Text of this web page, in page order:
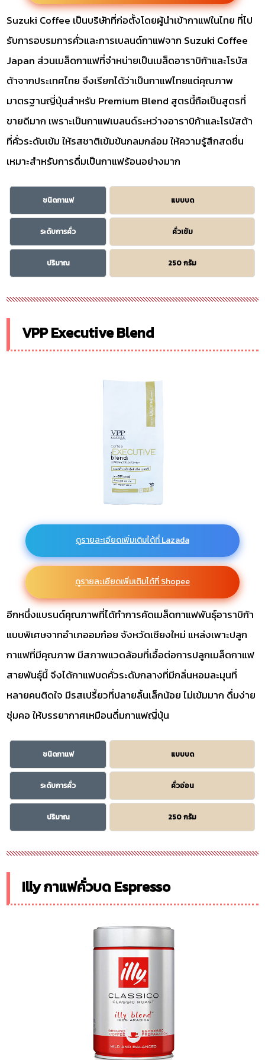
Suzuki Coffee เป็นบริษัทที่ก่อตั้งโดยผู้นำเข้ากาแฟในไทย ที่ไป
รับการอบรมการคั่วและการเบลนด์กาแฟจาก Suzuki Coffee
Japan ส่วนเมล็ดกาแฟที่จำหน่ายเป็นเมล็ดอาราบิก้าและโรบัส
ต้าจากประเทศไทย จึงเรียกได้ว่าเป็นกาแฟไทยแต่คุณภาพ
มาตรฐานญี่ปุ่นสำหรับ Premium Blend สูตรนี้ถือเป็นสูตรที่
ขายดีมาก เพราะเป็นกาแฟเบลนด์ระหว่างอาราบิก้าและโรบัสต้า
ที่คั่วระดับเข้ม ให้รสชาติเข้มข้นกลมกล่อม ให้ความรู้สึกสดชื่น
เหมาะสำหรับการดื่มเป็นกาแฟร้อนอย่างมาก
ชนิดกาแฟ แบบบด
ระดับการคั่ว คั่วเข้ม
ปริมาณ 250 กรัม
VPP Executive Blend
ดูรายละเอียดเพิ่มเติมได้ที่ Lazada
ดูรายละเอียดเพิ่มเติมได้ที่ Shopee
อีกหนึ่งแบรนด์คุณภาพที่ได้ทำการคัดเมล็ดกาแฟพันธุ์อาราบิก้า
แบบพิเศษจากอำเภออมก๋อย จังหวัดเชียงใหม่ แหล่งเพาะปลูก
กาแฟที่มีคุณภาพ มีสภาพแวดล้อมที่เอื้อต่อการปลูกเมล็ดกาแฟ
สายพันธุ์นี้ จึงได้กาแฟบดคั่วระดับกลางที่มีกลิ่นหอมละมุนที่
หลายคนติดใจ มีรสเปรี้ยวที่ปลายลิ้นเล็กน้อย ไม่เข้มมาก ดื่มง่าย
ชุ่มคอ ให้บรรยากาศเหมือนดื่มกาแฟญี่ปุ่น
ชนิดกาแฟ แบบบด
ระดับการคั่ว คั่วอ่อน
ปริมาณ 250 กรัม
Illy กาแฟคั่วบด Espresso